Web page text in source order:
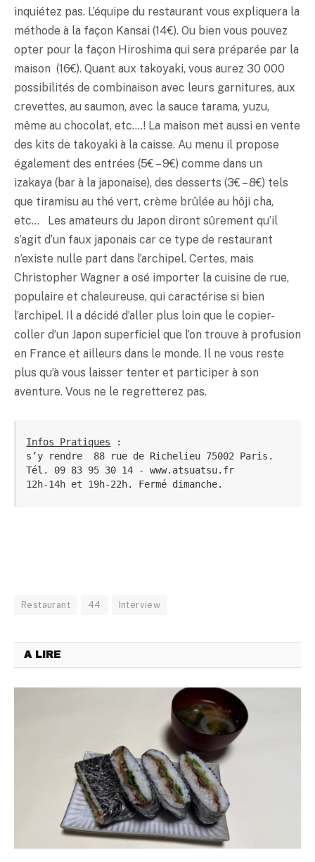
inquiétez pas. L’équipe du restaurant vous expliquera la
méthode à la façon Kansai (14€). Ou bien vous pouvez
opter pour la façon Hiroshima qui sera préparée par la
maison (16€). Quant aux takoyaki, vous aurez 30 000
possibilités de combinaison avec leurs garnitures, aux
crevettes, au saumon, avec la sauce tarama, yuzu,
même au chocolat, etc….! La maison met aussi en vente
des kits de takoyaki à la caisse. Au menu il propose
également des entrées (5€ – 9€) comme dans un
izakaya (bar à la japonaise), des desserts (3€ – 8€) tels
que tiramisu au thé vert, crème brûlée au hôji cha,
etc… Les amateurs du Japon diront sûrement qu’il
s’agit d’un faux japonais car ce type de restaurant
n’existe nulle part dans l’archipel. Certes, mais
Christopher Wagner a osé importer la cuisine de rue,
populaire et chaleureuse, qui caractérise si bien
l’archipel. Il a décidé d’aller plus loin que le copier-
coller d’un Japon superficiel que l’on trouve à profusion
en France et ailleurs dans le monde. Il ne vous reste
plus qu’à vous laisser tenter et participer à son
aventure. Vous ne le regretterez pas.
Infos Pratiques :
s’y rendre  88 rue de Richelieu 75002 Paris.
Tél. 09 83 95 30 14 - www.atsuatsu.fr
12h-14h et 19h-22h. Fermé dimanche.
Restaurant 44 Interview
A LIRE